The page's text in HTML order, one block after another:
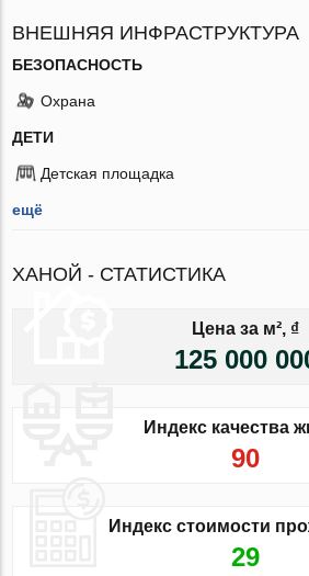
ВНЕШНЯЯ ИНФРАСТРУКТУРА
БЕЗОПАСНОСТЬ
Охрана
ДЕТИ
Детская площадка
ещё
ХАНОЙ - СТАТИСТИКА
Цена за м², ₫
125 000
Индекс качества
90
Индекс стоимости
29